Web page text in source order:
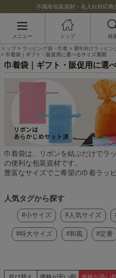
不織布包装資材・名入れ対応商
メニュー トップ 検
トップ ラッピング袋・巾着
通年向けラッピン
巾着袋｜ギフト・販促用に選べるサイズ展開
巾着袋｜ギフト・販促用に選
巾着袋は、リボンを結ぶだけでラ
の便利な包装資材です。
豊富なサイズでご希望の巾着ラッ
人気タグから探す
#小サイズ #人気サイズ
#特大サイズ #和風 #定番